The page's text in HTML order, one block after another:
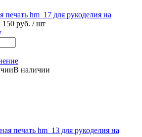
печать hm_17 для рукоделия на
150 руб. / шт
В наличии